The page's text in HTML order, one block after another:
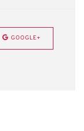
GOOGLE+